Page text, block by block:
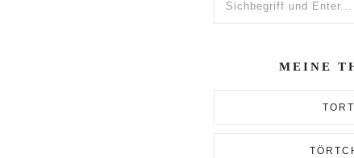
MEINE